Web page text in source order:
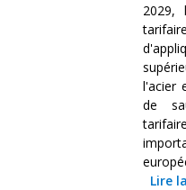
2029,
l'acier
de
Lire